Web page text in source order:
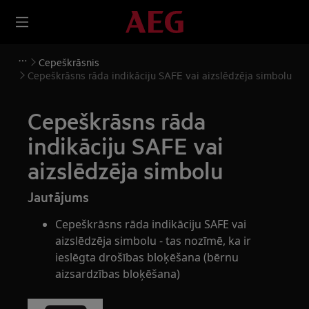
Cepeškrāsnis
Cepeškrāsns rāda indikāciju SAFE vai aizslēdzēja simbolu
Cepeškrāsns rāda
indikāciju SAFE vai
aizslēdzēja simbolu
Jautājums
Cepeškrāsns rāda indikāciju SAFE vai
aizslēdzēja simbolu - tas nozīmē, ka ir
ieslēgta drošības bloķēšana (bērnu
aizsardzības bloķēšana)